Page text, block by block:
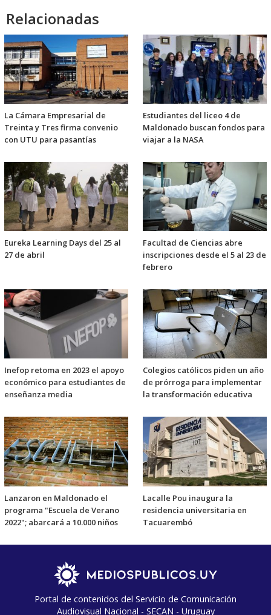
Relacionadas
La Cámara Empresarial de
Treinta y Tres firma convenio
con UTU para pasantías
Estudiantes del liceo 4 de
Maldonado buscan fondos para
viajar a la NASA
Eureka Learning Days del 25 al
27 de abril
Facultad de Ciencias abre
inscripciones desde el 5 al 23 de
febrero
Inefop retoma en 2023 el apoyo
económico para estudiantes de
enseñanza media
Colegios católicos piden un año
de prórroga para implementar
la transformación educativa
Lanzaron en Maldonado el
programa "Escuela de Verano
2022"; abarcará a 10.000 niños
Lacalle Pou inaugura la
residencia universitaria en
Tacuarembó
Portal de contenidos del Servicio de Comunicación
Audiovisual Nacional - SECAN - Uruguay